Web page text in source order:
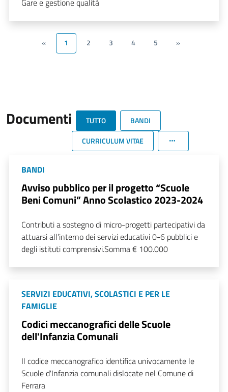
« 1 2 3 4 5 »
Documenti TUTTO
BANDI
CURRICULUM VITAE
BANDI
Avviso pubblico per il progetto “Scuole
Beni Comuni” Anno Scolastico 2023-2024
Contributi a sostegno di micro-progetti partecipativi da
attuarsi all’interno dei servizi educativi 0-6 pubblici e
degli istituti comprensivi.Somma € 100.000
SERVIZI EDUCATIVI, SCOLASTICI E PER LE
FAMIGLIE
Codici meccanografici delle Scuole
dell'Infanzia Comunali
Il codice meccanografico identifica univocamente le
Scuole d'Infanzia comunali dislocate nel Comune di
Ferrara